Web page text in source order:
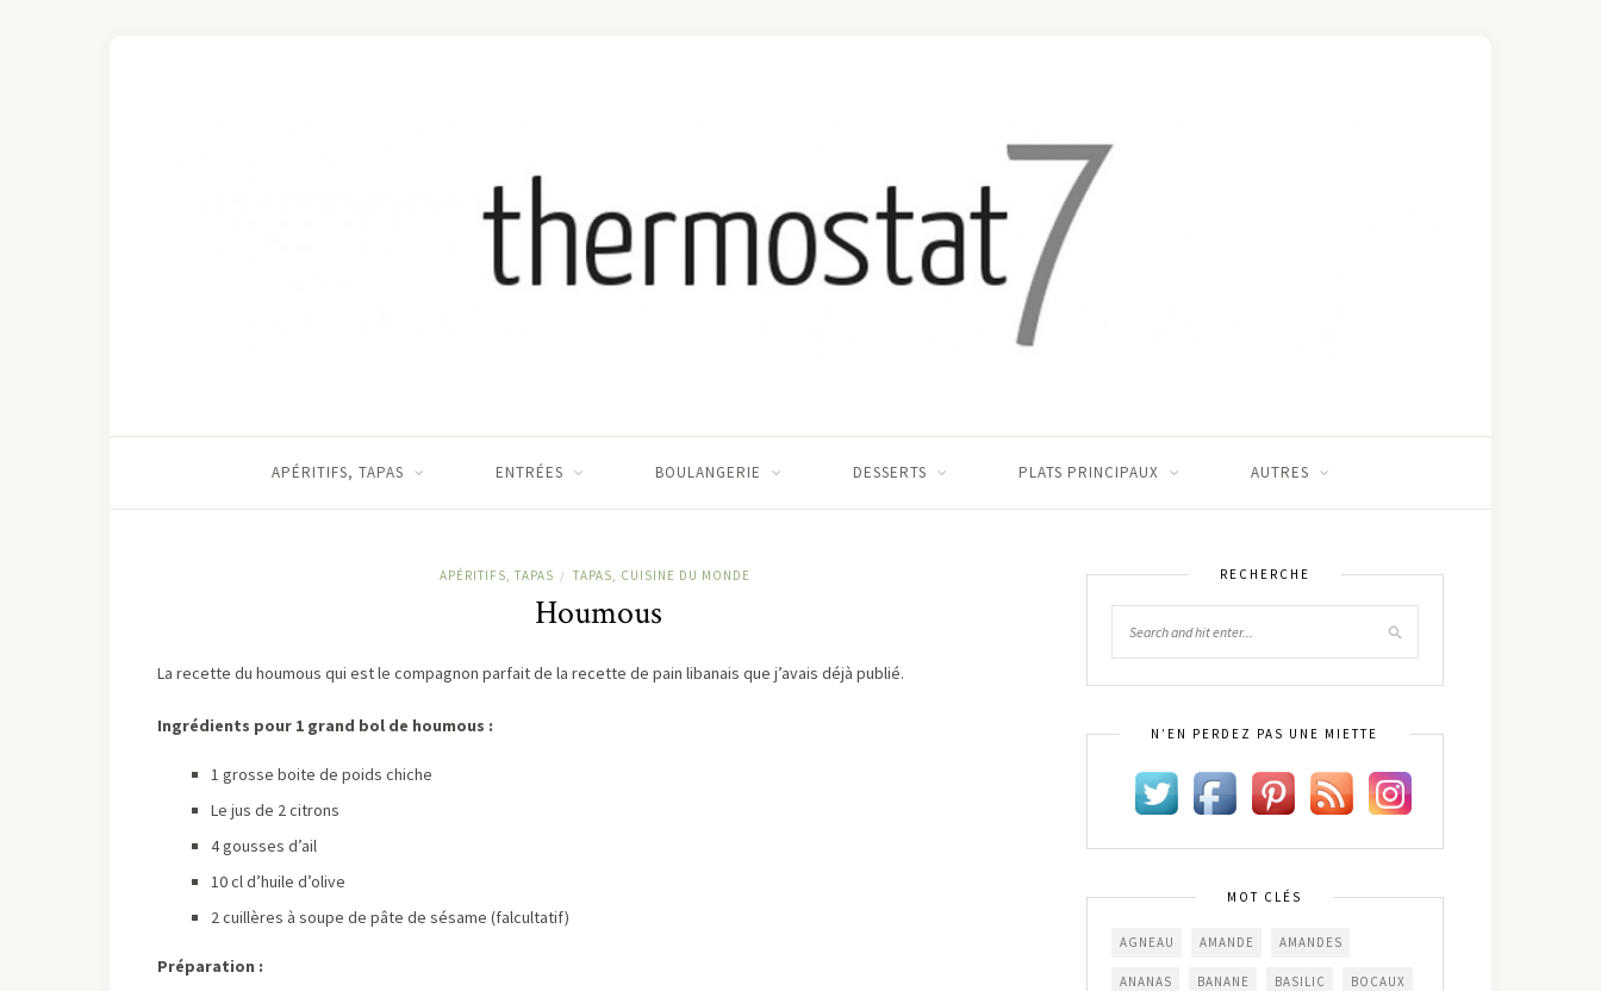
APÉRITIFS, TAPAS ENTRÉES BOULANGERIE DESSERTS PLATS PRINCIPAUX AUTRES
APÉRITIFS, TAPAS / TAPAS, CUISINE DU MONDE
Houmous
La recette du houmous qui est le compagnon parfait de la recette de pain libanais que j’avais déjà publié.
Ingrédients pour 1 grand bol de houmous :
1 grosse boite de poids chiche
Le jus de 2 citrons
4 gousses d’ail
10 cl d’huile d’olive
2 cuillères à soupe de pâte de sésame (falcultatif)
Préparation :
RECHERCHE
N’EN PERDEZ PAS UNE MIETTE
MOT CLÉS
AGNEAU AMANDE AMANDES
ANANAS BANANE BASILIC BOCAUX